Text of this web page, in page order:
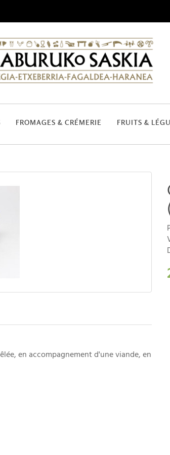
FROMAGES & CRÉMERIE FRUITS &
en accompagnement d'une viande, en